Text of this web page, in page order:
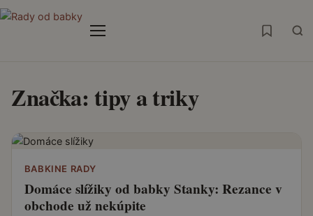
Menu
Značka:tipy a triky
BABKINE RADY
Domáce slížiky od babky Stanky: Rezance v
obchode už nekúpite